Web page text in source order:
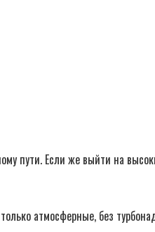
пути. Если же выйти на
атмосферные, без